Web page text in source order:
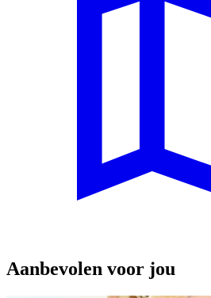
Aanbevolen voor jou